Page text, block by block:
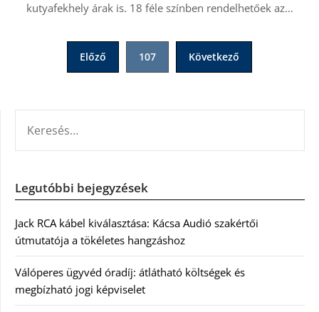
kutyafekhely árak is. 18 féle színben rendelhetőek az…
Bejegyzések
lapozása
Előző 107 Következő
Legutóbbi bejegyzések
Jack RCA kábel kiválasztása: Kácsa Audió szakértői
útmutatója a tökéletes hangzáshoz
Válóperes ügyvéd óradíj: átlátható költségek és
megbízható jogi képviselet